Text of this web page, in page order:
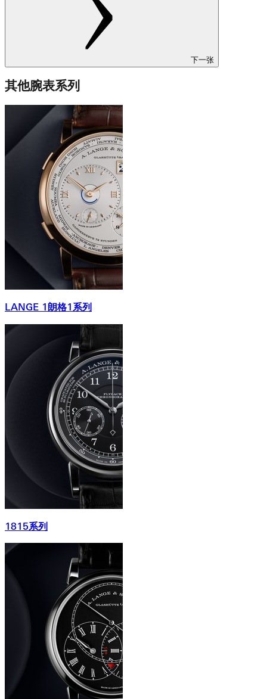
下一张
其他腕表系列
LANGE 1朗格1系列
1815系列